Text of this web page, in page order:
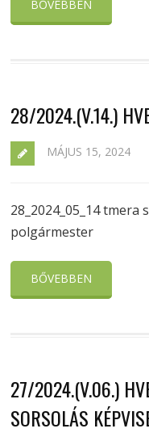
BŐVEBBEN
28/2024.(V.14.)
MÁJUS 15, 2024
28_2024_05_14 tmera
polgármester
BŐVEBBEN
27/2024.(V.06.)
SORSOLÁS